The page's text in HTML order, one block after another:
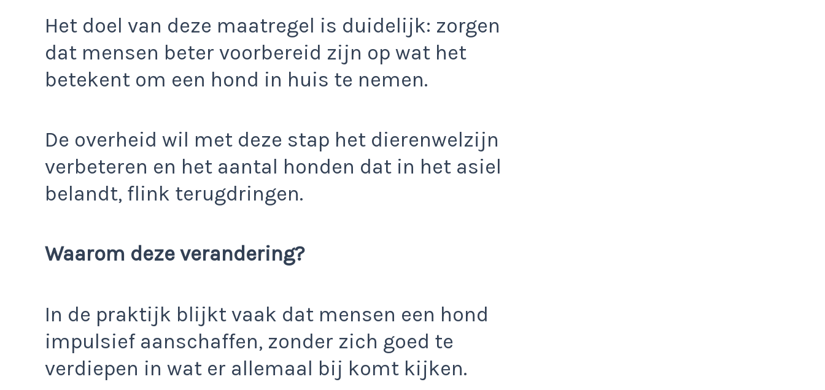
Het doel van deze maatregel is duidelijk: zorgen
dat mensen beter voorbereid zijn op wat het
betekent om een hond in huis te nemen.
De overheid wil met deze stap het dierenwelzijn
verbeteren en het aantal honden dat in het asiel
belandt, flink terugdringen.
Waarom deze verandering?
In de praktijk blijkt vaak dat mensen een hond
impulsief aanschaffen, zonder zich goed te
verdiepen in wat er allemaal bij komt kijken.